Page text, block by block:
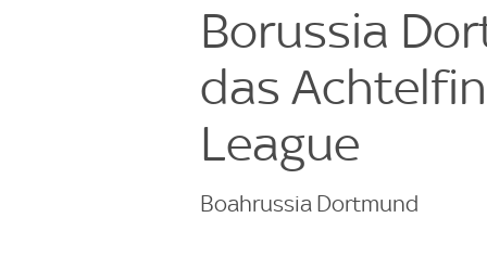
Borussia
das
League
Boahrussia Dortmund